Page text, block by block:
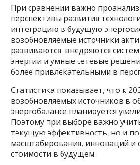
При сравнении важно
перспективы развития
интеграцию в будущую
возобновляемые источники
развиваются, внедряются
энергии и умные сетевые
более привлекательными в
Статистика показывает, что к
возобновляемых источников в
энергобалансе планируется
Поэтому при выборе важно
текущую эффективность, но и
масштабирования, инноваций и
стоимости в будущем.